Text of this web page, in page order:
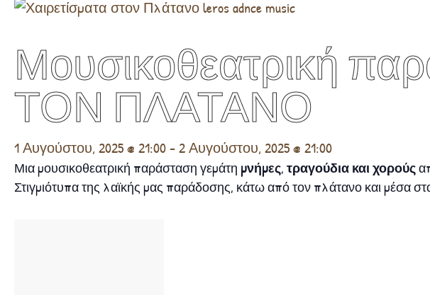
Μουσικοθεατρική
ΤΟΝ ΠΛΑΤΑΝΟ
1 Αυγούστου, 2025 @ 21:00-2 Αυγούστου, 2025 @ 21:00
Μια μουσικοθεατρική παράσταση γεμάτη μνήμες, τραγούδια και χορούς
Στιγμιότυπα της λαϊκής μας παράδοσης, κάτω από τον πλάτανο και μέσα